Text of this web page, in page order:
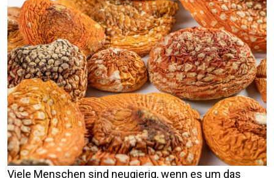
Viele Menschen sind neugierig, wenn es um das